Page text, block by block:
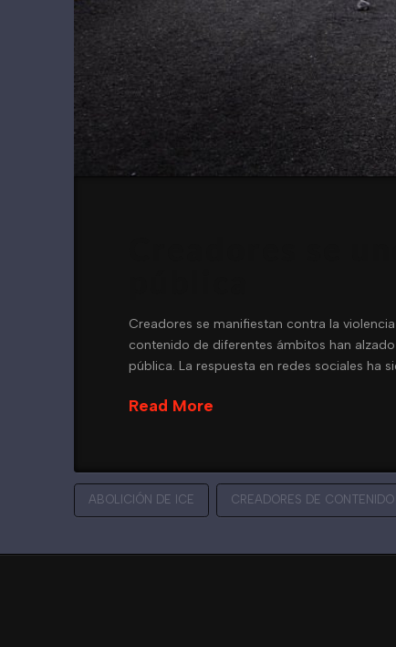
Creadores se manifiestan contra la
contenido de diferentes ámbitos han
pública. La respuesta en redes sociales ha
Read More
ABOLICIÓN DE ICE CREADORES DE CONTENIDO